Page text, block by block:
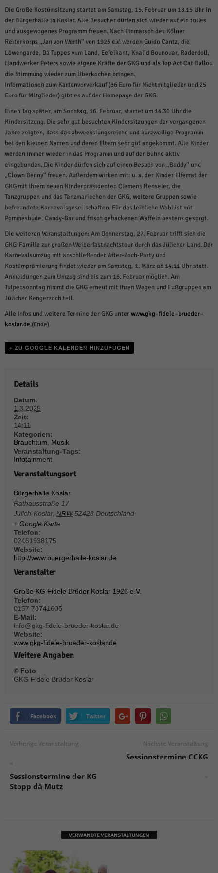
Die Große Kostümsitzung startet am Samstag, 15. Februar um 18.15 Uhr in
der Bürgerhalle in Koslar. Alle Besucher dürfen sich wieder auf ein tolles
und ausgewogenes Programm freuen. Nach Einmarsch des Kölner
Reiterkorps „Jan von Werth“ von 1925 e.V. werden Guido Cantz, die
Löwengarde, Dä Tuppes vum Land, Eefelkant, Khalid Bounouar, Raderdoll,
Handwerker Peters sowie eigene Kräfte der GKG und als Top Act Cat Ballou
die Stimmung wieder zum Überkochen bringen.
Informationen zum Kartenvorverkauf (36 Euro für Nichtmitglieder und 25
Euro für Mitglieder) gibt es auf der Homepage der GKG.
Einen Tag später, am Sonntag, 16. Februar, startet um 14.30 Uhr die
Kindersitzung. Die sehr gut besuchten Kindersitzungen der vergangenen
Jahre zeigten, dass das abwechslungsreiche und kurzweilige Programm
bei den kleinen Narren und deren Eltern sehr gut angekommt. Alle Kinder
werden immer wieder in das Programm und auf der Bühne aktiv
eingebunden. Die Kinder dürfen sich auf einen Besuch von „Buddy“ und
„Clown Benny“ freuen. Außerdem wirken mit: u. a. der Kinder Elferrat der
GKG mit ihrem neuen Kinderpräsidenten Clemens Henseler, die
Tanzgruppen und das Tanzmariechen der GKG, weitere Gruppen sowie
befreundete Karnevalsgesellschaften. Für das leibliche Wohl ist mit
Pommesbude, Candy-Bar und frisch gebackenen Waffeln bestens gesorgt.
Die weiteren Veranstaltungen: Am Donnerstag, 27. Februar trifft sich die
GKG-Familie zur großen Weiberfastnachtstour durch das Jülicher Land. Der
Karnevalsumzug mit anschließender After-Zoch-Party und
Kostümprämierung findet wieder am Samstag, 1. März ab 14.11 Uhr statt.
Anmeldungen zum Umzug sind bis zum 16. Februar möglich. Am
Tulpensonntag nimmt die GKG erneut mit ihren Wagen und Fußgruppen am
Jülicher Kengerzoch teil.
Alle Infos und weitere Termine der GKG unterwww.gkg–fidele–brueder–
koslar.de.(Ende)
+ ZU GOOGLE KALENDER HINZUFÜGEN
Details
Datum:
1.3.2025
Zeit:
14:11
Kategorien:
Brauchtum
Musik
Veranstaltung-Tags:
Infotainment
Veranstaltungsort
Bürgerhalle Koslar
Rathausstraße 17
Jülich-Koslar, NRW 52428 Deutschland
+ Google Karte
Telefon:
02461938175
Website:
http://www.buergerhalle-koslar.de
Veranstalter
Große KG Fidele Brüder Koslar 1926 e.V.
Telefon:
0157 73741605
E-Mail:
info@gkg-fidele-brueder-koslar.de
Website:
www.gkg-fidele-brueder-koslar.de
Weitere Angaben
© Foto
GKG Fidele Brüder Koslar
Facebook Twitter
Vorherige Veranstaltung
«
Sessionstermine der KG
Stopp dä Mutz
Nächste Veranstaltung
Sessionstermine CCKG
»
VERWANDTE VERANSTALTUNGEN
auswählen.
Alle akzeptieren Speichern und weiter
Zurück
Datenschutzeinstellungen
Essenziell (1)
Essenzielle Cookies ermöglichen grundlegende Funktionen und sind für die
einwandfreie Funktion der Website erforderlich.
Cookie-Informationen anzeigen
Statistiken (1)
Statistik Cookies erfassen Informationen anonym. Diese Informationen helfen
uns zu verstehen, wie unsere Besucher unsere Website nutzen.
Cookie-Informationen anzeigen
Marketing (1)
Marketing-Cookies werden von Drittanbietern oder Publishern verwendet,
um personalisierte Werbung anzuzeigen. Sie tun dies, indem sie Besucher
über Websites hinweg verfolgen.
Cookie-Informationen anzeigen
Externe Medien (6)
Inhalte von Videoplattformen und Social-Media-Plattformen werden
standardmäßig blockiert. Wenn Cookies von externen Medien akzeptiert
werden, bedarf der Zugriff auf diese Inhalte keiner manuellen Einwilligung
mehr.
powered by Borlabs Cookie